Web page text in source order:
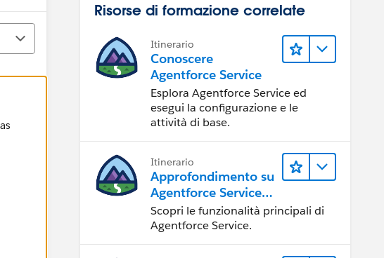
Risorse di formazione correlate
Itinerario
Conoscere
Agentforce Service
Esplora Agentforce Service ed
esegui la configurazione e le
attività di base.
Itinerario
Approfondimento su
Agentforce Service
per gli
amministratori
Scopri le funzionalità principali di
Agentforce Service.